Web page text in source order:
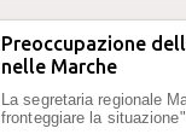
Preoccupazione
nelle Marche
La segretaria regionale
fronteggiare la situazione"